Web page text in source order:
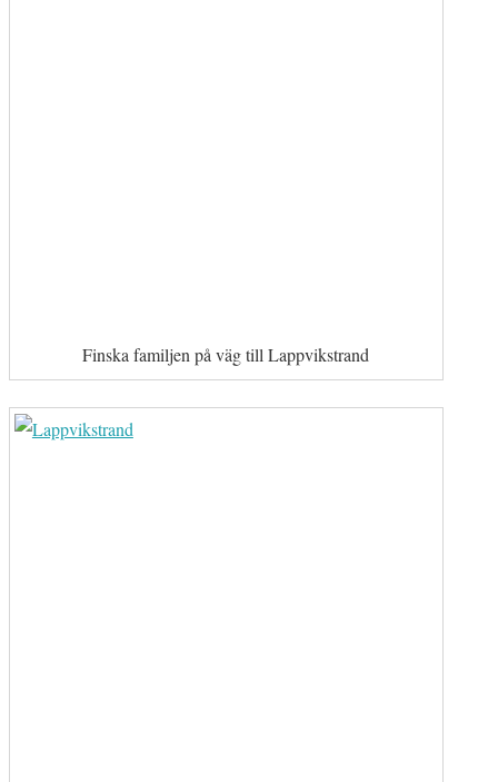
Finska familjen på väg till Lappvikstrand